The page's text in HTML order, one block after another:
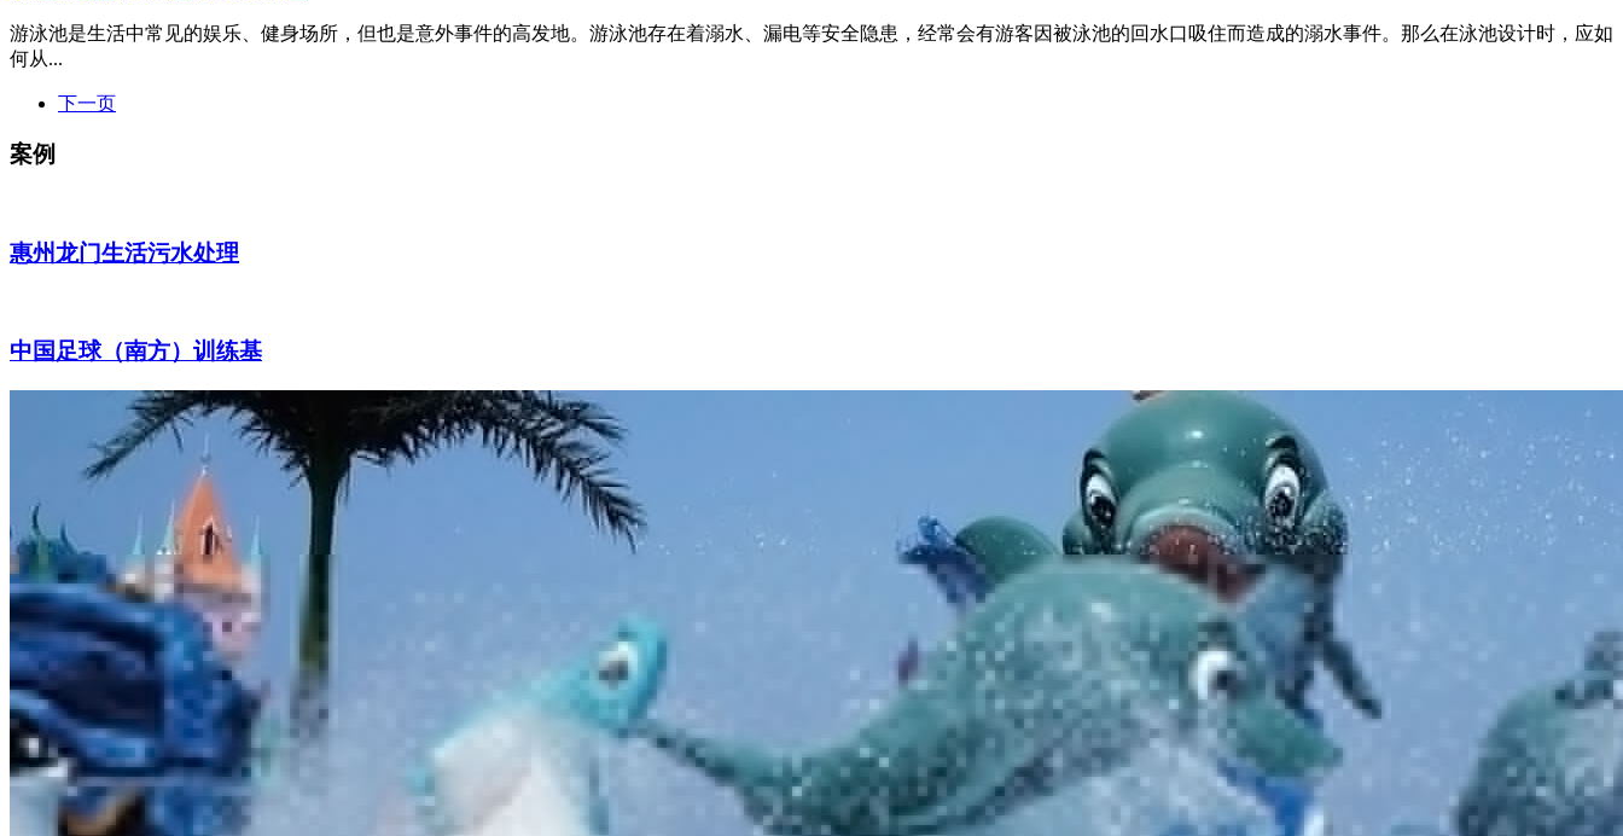
游泳池是生活中常见的娱乐、健身场所，但也是意外事件的高发地。游泳池存在着溺水、漏电等安全隐患，经常会有游客因被泳池的回水口吸住而造成的溺水事件。那么在泳池设计时，应如
何从...
下一页
案例
惠州龙门生活污水处理
中国足球（南方）训练基